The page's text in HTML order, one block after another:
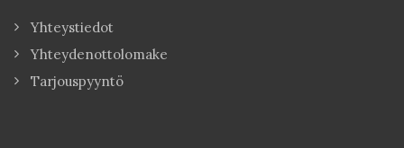
Yhteystiedot
Yhteydenottolomake
Tarjouspyyntö